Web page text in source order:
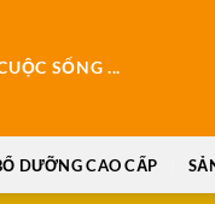
SỐNG ...
DƯỠNG CAO CẤP